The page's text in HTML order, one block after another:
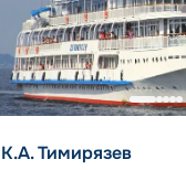
К.А. Тимирязев